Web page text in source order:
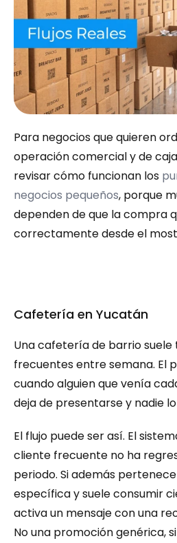
Para negocios que quieren
operación comercial y de
revisar cómo funcionan los
negocios pequeños, porque
dependen de que la compra
correctamente desde el
Cafetería en Yucatán
Una cafetería de barrio
frecuentes entre semana. El
cuando alguien que venía
deja de presentarse y nadie
El flujo puede ser así. El
cliente frecuente no ha
periodo. Si además
específica y suele consumir
activa un mensaje con una
No una promoción genérica,